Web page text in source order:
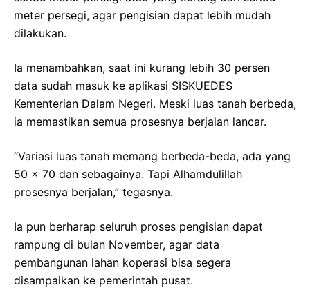
meter persegi, agar pengisian dapat lebih mudah
dilakukan.
Ia menambahkan, saat ini kurang lebih 30 persen
data sudah masuk ke aplikasi SISKUEDES
Kementerian Dalam Negeri. Meski luas tanah berbeda,
ia memastikan semua prosesnya berjalan lancar.
“Variasi luas tanah memang berbeda-beda, ada yang
50 x 70 dan sebagainya. Tapi Alhamdulillah
prosesnya berjalan,” tegasnya.
Ia pun berharap seluruh proses pengisian dapat
rampung di bulan November, agar data
pembangunan lahan koperasi bisa segera
disampaikan ke pemerintah pusat.